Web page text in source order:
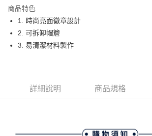
悠遊付
大哥付你分期
相關說明
成交易。
【繳款方式說明】
【關於「AFTEE先享後付」】
AFTEE先享後付是「在收到商品之後才付款」的支付
３．安心：先確認商品／服務後，再付款。
ATM付款
全家取貨付款
商品特色
1. 時尚亮面徽章設計
2. 可拆卸帽簷
3. 易清潔材料製作
詳細說明 商品規格